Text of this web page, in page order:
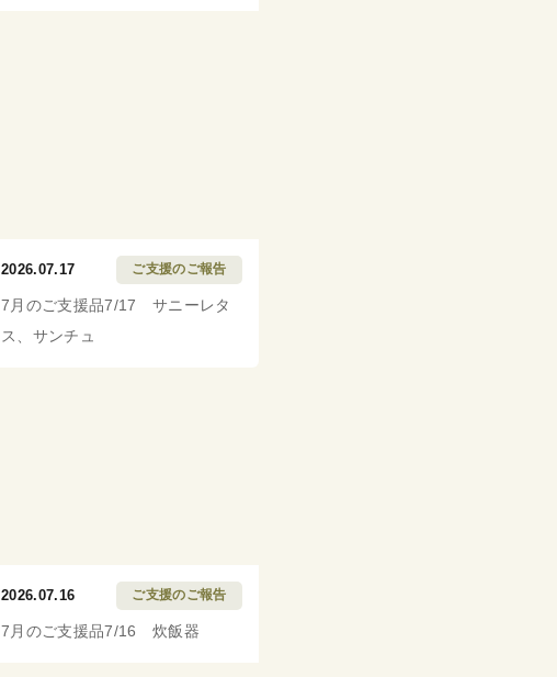
2026.07.17 ご支援のご報告
7月のご支援品7/17 サニーレタ
ス、サンチュ
2026.07.16 ご支援のご報告
7月のご支援品7/16 炊飯器